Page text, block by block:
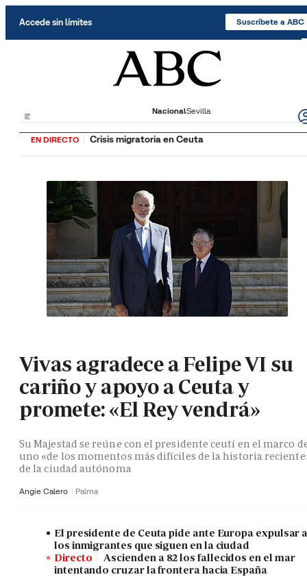
Accede sin límites Suscríbete a ABC
NacionalSevilla
EN DIRECTO Crisis migratoria en Ceuta
Vivas agradece a Felipe VI su
cariño y apoyo a Ceuta y
promete: «El Rey vendrá»
Su Majestad se reúne con el presidente ceutí en el marco
uno «de los momentos más difíciles de la historia
de la ciudad autónoma
Angie Calero Palma
El presidente de Ceuta pide ante Europa expulsar
los inmigrantes que siguen en la ciudad
Directo
Ascienden a 82 los fallecidos en el mar
intentando cruzar la frontera hacia España